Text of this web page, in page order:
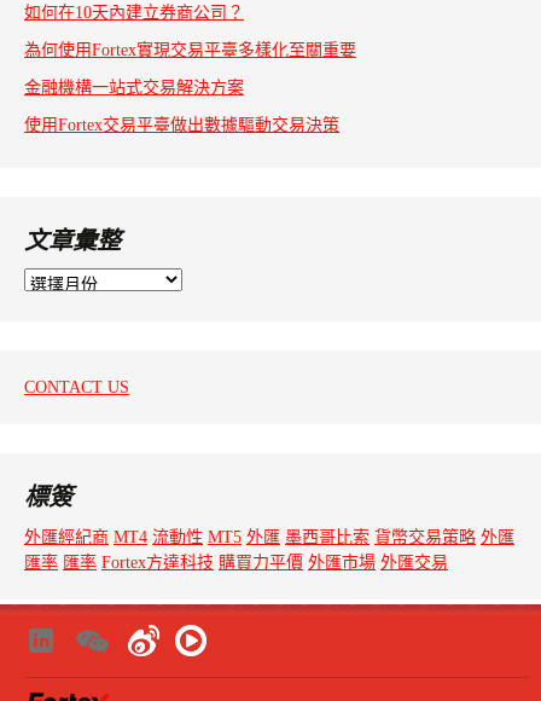
如何在10天內建立券商公司？
為何使用Fortex實現交易平臺多樣化至關重要
金融機構一站式交易解決方案
使用Fortex交易平臺做出數據驅動交易決策
文章彙整
文
CONTACT US
標簽
外匯經紀商 MT4 流動性 MT5 外匯 墨西哥比索 貨幣交易策略 外匯
匯率 匯率 Fortex方達科技 購買力平價 外匯市場 外匯交易